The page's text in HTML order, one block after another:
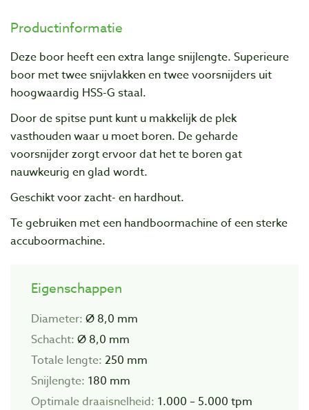
Productinformatie
Deze boor heeft een extra lange snijlengte. Superieure
boor met twee snijvlakken en twee voorsnijders uit
hoogwaardig HSS-G staal.
Door de spitse punt kunt u makkelijk de plek
vasthouden waar u moet boren. De geharde
voorsnijder zorgt ervoor dat het te boren gat
nauwkeurig en glad wordt.
Geschikt voor zacht- en hardhout.
Te gebruiken met een handboormachine of een sterke
accuboormachine.
Eigenschappen
Diameter: Ø 8,0 mm
Schacht: Ø 8,0 mm
Totale lengte: 250 mm
Snijlengte: 180 mm
Optimale draaisnelheid: 1.000 – 5.000 tpm